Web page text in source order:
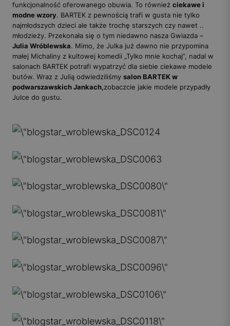
funkcjonalność oferowanego obuwia. To również ciekawe i
modne wzory. BARTEK z pewnością trafi w gusta nie tylko
najmłodszych dzieci ale także trochę starszych czy nawet ..
młodzieży. Przekonała się o tym niedawno nasza Gwiazda –
Julia Wróblewska. Mimo, że Julka już dawno nie przypomina
małej Michaliny z kultowej komedii „Tylko mnie kochaj”, nadal w
salonach BARTEK potrafi wypatrzyć dla siebie ciekawe modele
butów. Wraz z Julią odwiedziliśmy salon BARTEK w
podwarszawskich Jankach,zobaczcie jakie modele przypadły
Julce do gustu.